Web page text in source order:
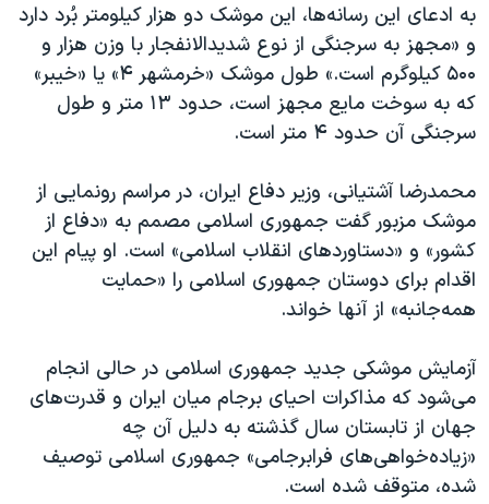
به ادعای این رسانه‌ها، این موشک دو هزار کیلومتر بُرد دارد
و «مجهز به سرجنگی از نوع شدیدالانفجار با وزن هزار و
۵۰۰ کیلوگرم است.» طول موشک «خرمشهر ۴» یا «خیبر»
که به سوخت مایع مجهز است، حدود ١٣ متر و طول
سرجنگی آن حدود ۴ متر است.
محمدرضا آشتیانی، وزیر دفاع ایران، در مراسم رونمایی از
موشک مزبور گفت جمهوری اسلامی مصمم به «دفاع از
کشور» و «دستاوردهای انقلاب اسلامی» است. او پیام این
اقدام برای دوستان جمهوری اسلامی را «حمایت
همه‌جانبه» از آنها خواند.
آزمایش موشکی جدید جمهوری اسلامی در حالی انجام
می‌شود که مذاکرات احیای برجام میان ایران و قدرت‌های
جهان از تابستان سال گذشته به دلیل آن چه
«زیاده‌خواهی‌های فرابرجامی» جمهوری اسلامی توصیف
شده، متوقف شده است.